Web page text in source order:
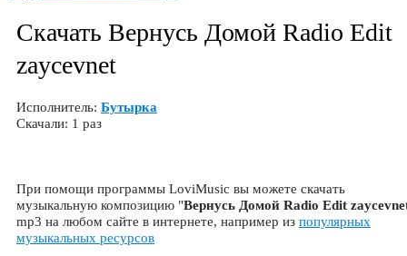
Скачать Вернусь Домой Radio Edit
zaycevnet
Исполнитель: Бутырка
Скачали: 1 раз
При помощи программы LoviMusic вы можете скачать
музыкальную композицию "Вернусь Домой Radio Edit
mp3 на любом сайте в интернете, например из популярных
музыкальных ресурсов